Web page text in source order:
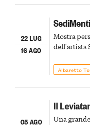
22 LUG
16 AGO
SediMenti
Mostra
dell'artista
Albaretto
05 AGO
Il
Una